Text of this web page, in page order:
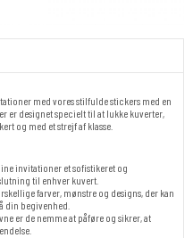
med vores stilfulde stickers med en
er designet specielt til at lukke kuverter,
og med et strejf af klasse.
invitationer et sofistikeret og
til enhver kuvert.
farver, mønstre og designs, der kan
din begivenhed.
er de nemme at påføre og sikrer, at